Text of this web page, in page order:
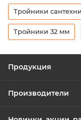
Тройники
Тройники 32 мм
Продукция
Производители